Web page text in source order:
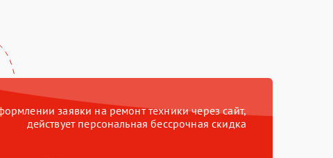
заявки на ремонт техники через сайт,
действует персональная бессрочная скидка